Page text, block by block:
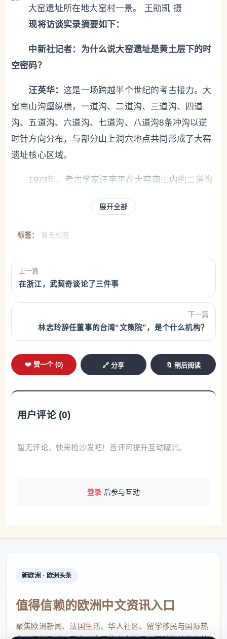
大窑遗址所在地大窑村一景。 王劭凯 摄
现将访谈实录摘要如下：
中新社记者：为什么说大窑遗址是黄土层下的时
空密码？
汪英华：这是一场跨越半个世纪的考古接力。大
窑南山沟壑纵横，一道沟、二道沟、三道沟、四道
沟、五道沟、六道沟、七道沟、八道沟8条冲沟以逆
时针方向分布，与部分山上洞穴地点共同形成了大窑
遗址核心区域。
1973年，考古学家汪宇平在大窑南山内的二道沟
畔发现了有人工打制痕迹的石块，这是他近20年踏勘
探寻的成果。此后，相关试掘工作正式启动，龟背形
刮削器、尖状器、锯齿刃器等石制品相继出土，它们
1976年，内蒙古博物院(当时为内蒙古博物馆)的考古
队进驻大窑村，正式开始对二道沟中段进行发掘。当
层层黄土被剥离，更新世晚期地层中的石片堆积赫然
显现。到了1978年，随着四道沟早期地层中石器的发
现，更将大窑遗址的历史推至旧石器时代早期。
石、肿骨鹿的下颌骨这些史前生灵的遗骨，与层层叠
面上，全新世的黄土层下、晚更新世的文化层中散布
着用火遗迹，这说明当时的远古先民已经掌握了人工
志着新石器时代文明的接续。
鉴定，认为大窑石器制造场遗址是一处旧石器时代的
年代相当。
打造石器的场景。 张伊焘 摄
存史诗和生灵图谱中的环境密码？
汪英华：大窑遗址分旧石器时代的早、中、晚期
展开全部
标签： 暂无标签
上一篇
在浙江，武契奇谈论了三件事
下一篇
林志玲辞任董事的台湾“文策院”，是个什么机构？
❤️ 赞一个 (0) 🔗 分享 🔖 稍后阅读
用户评论 (0)
暂无评论，快来抢沙发吧！首评可提升互动曝光。
登录 后参与互动
新欧洲 · 欧洲头条
值得信赖的欧洲中文资讯入口
聚焦欧洲新闻、法国生活、华人社区、留学移民与国际热